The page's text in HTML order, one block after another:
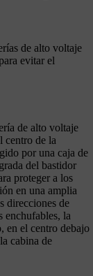
de alto voltaje
evitar el
de alto voltaje
centro de la
por una caja de
del bastidor
proteger a los
en una amplia
direcciones de
enchufables, la
en el centro debajo
cabina de